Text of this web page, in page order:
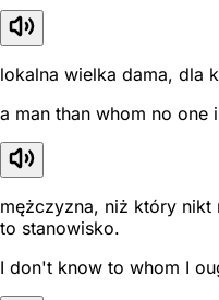
lokalna wielka dama, dla
a man than whom no
mężczyzna, niż który nikt
to stanowisko.
I don't know to whom I